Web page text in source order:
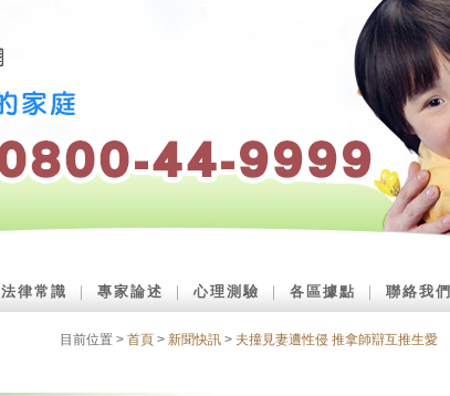
法律常識 專家論述 ｜心理測驗 各區據點 聯絡我們
目前位置 > 首頁 > 新聞快訊 > 夫撞見妻遭性侵 推拿師辯互推生愛